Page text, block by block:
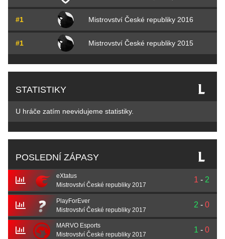
#1 Mistrovství České republiky 2016
#1 Mistrovství České republiky 2015
STATISTIKY
U hráče zatím neevidujeme statistiky.
POSLEDNÍ ZÁPASY
eXtatus
Mistrovství České republiky 2017
1 - 2
PlayForEver
Mistrovství České republiky 2017
2 - 0
MARVO Esports
Mistrovství České republiky 2017
1 - 0